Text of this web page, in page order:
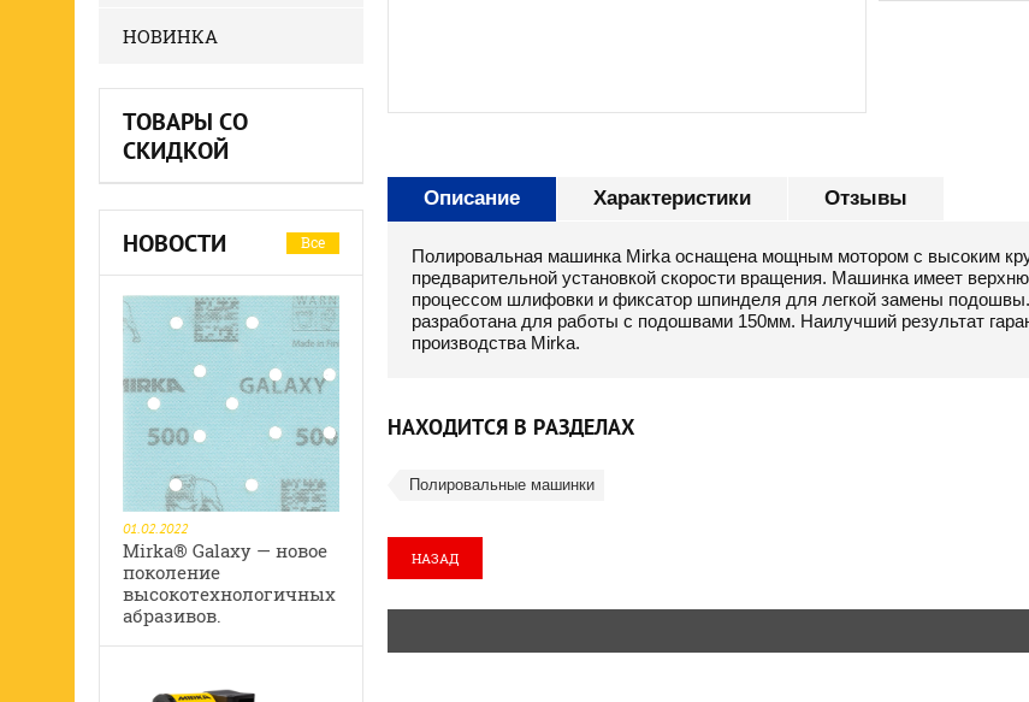
НОВИНКА
ТОВАРЫ СО
СКИДКОЙ
НОВОСТИ Все
01.02.2022
Mirka® Galaxy — новое
поколение
высокотехнологичных
абразивов.
Описание Характеристики Отзывы
Полировальная машинка Mirka оснащена мощным мотором с высоким
предварительной установкой скорости вращения. Машинка имеет
процессом шлифовки и фиксатор шпинделя для легкой замены
разработана для работы с подошвами 150мм. Наилучший результат
производства Mirka.
НАХОДИТСЯ В РАЗДЕЛАХ
Полировальные машинки
НАЗАД